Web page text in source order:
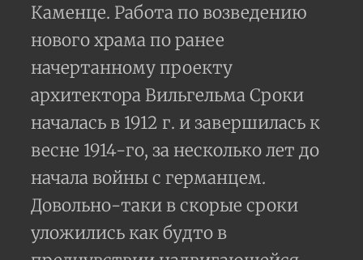
Каменце. Работа по возведению
нового храма по ранее
начертанному проекту
архитектора Вильгельма Сроки
началась в 1912 г. и завершилась к
весне 1914-го, за несколько лет до
начала войны с германцем.
Довольно-таки в скорые сроки
уложились как будто в